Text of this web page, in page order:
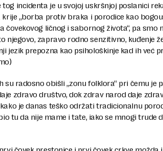
tog incidenta je u svojoj uskršnjoj poslanici
„borba protiv braka i porodice kao
čovekovog ličnog i sabornog života“, pa smo
njegovo, zapravo rodno senzitivno, kuđenje
jezik prepozna kao psihološkinje kad ih već
su radosno obišli „zonu folklora“ pri čemu je
zdravo društvo, dok zdrav narod daje
je danas teško održati tradicionalnu
tu da nije mame i tate, iako se mnogi trude